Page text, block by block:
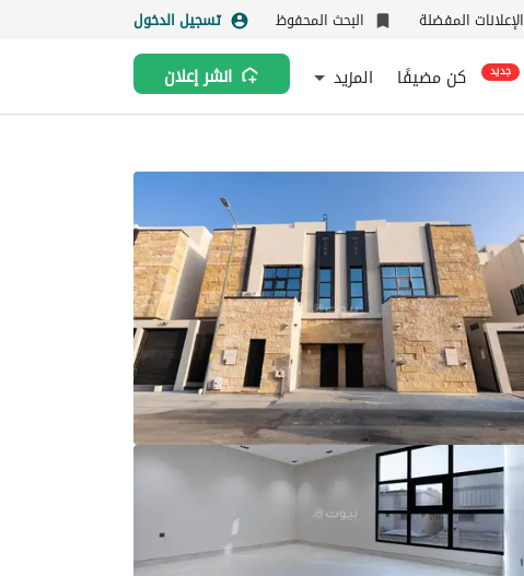
الإعلانات المفضلة البحث المحفوظ تسجيل الدخول
جديد كن مضيفًا المزيد انشر إعلان